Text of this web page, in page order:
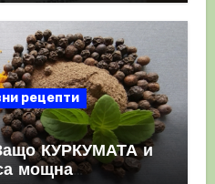
рецепти
КУРКУМАТА и
мощна